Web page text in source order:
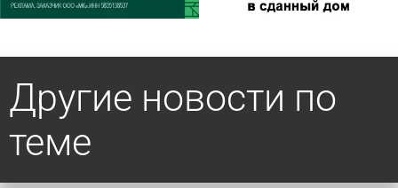
Другие новости по
теме